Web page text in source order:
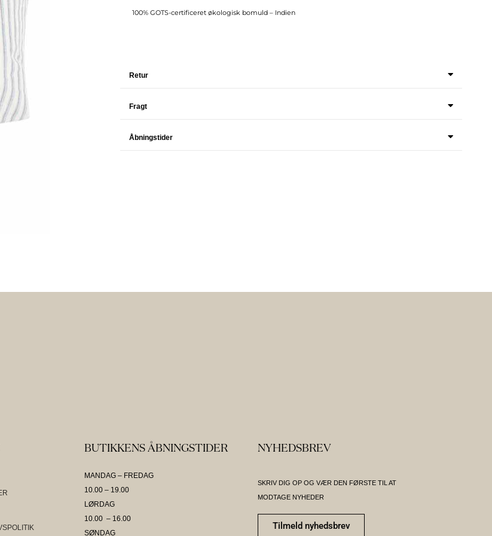
100% GOTS-certificeret økologisk bomuld – Indien
Retur
Fragt
Åbningstider
BUTIKKENS ÅBNINGSTIDER
MANDAG – FREDAG
10.00 – 19.00
LØRDAG
10.00 – 16.00
SØNDAG
NYHEDSBREV
SKRIV DIG OP OG VÆR DEN FØRSTE TIL AT
MODTAGE NYHEDER
Tilmeld nyhedsbrev